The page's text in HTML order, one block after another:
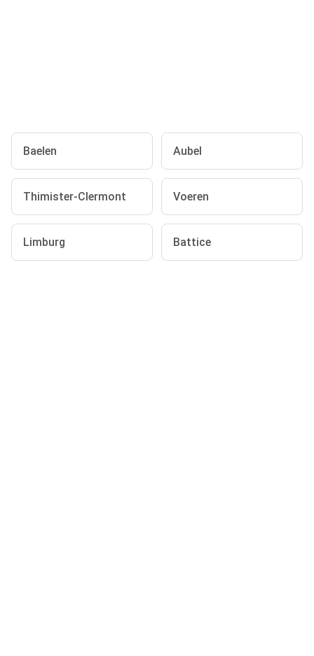
Baelen Aubel
Thimister-Clermont Voeren
Limburg Battice